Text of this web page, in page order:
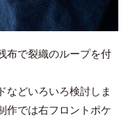
布で裂織のループを付
などいろいろ検討しま
作では右フロントポケ